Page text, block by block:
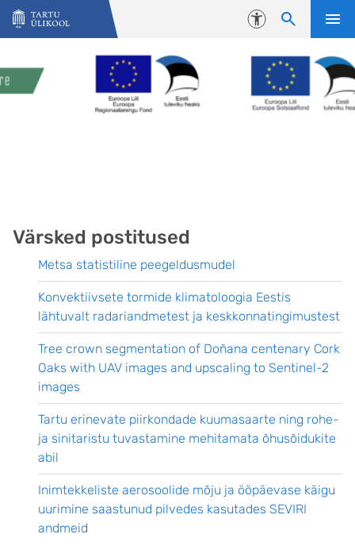
Liigu edasi põhisisu juurde
Juurdepääsetavus
Värsked postitused
Metsa statistiline peegeldusmudel
Konvektiivsete tormide klimatoloogia Eestis
lähtuvalt radariandmetest ja keskkonnatingimustest
Tree crown segmentation of Doñana centenary Cork
Oaks with UAV images and upscaling to Sentinel-2
images
Tartu erinevate piirkondade kuumasaarte ning rohe-
ja sinitaristu tuvastamine mehitamata õhusõidukite
abil
Inimtekkeliste aerosoolide mõju ja ööpäevase käigu
uurimine saastunud pilvedes kasutades SEVIRI
andmeid